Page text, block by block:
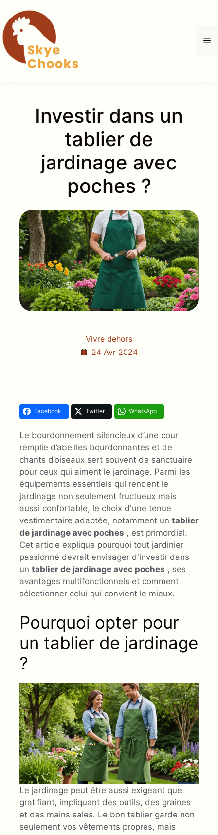
au
contenu
Investir dans un
tablier de
jardinage avec
poches ?
Vivre dehors
24 Avr 2024
Facebook Twitter WhatsApp
Le bourdonnement silencieux d’une cour
remplie d’abeilles bourdonnantes et de
chants d’oiseaux sert souvent de sanctuaire
pour ceux qui aiment le jardinage. Parmi les
équipements essentiels qui rendent le
jardinage non seulement fructueux mais
aussi confortable, le choix d'une tenue
vestimentaire adaptée, notamment un tablier
de jardinage avec poches , est primordial.
Cet article explique pourquoi tout jardinier
passionné devrait envisager d'investir dans
un tablier de jardinage avec poches , ses
avantages multifonctionnels et comment
sélectionner celui qui convient le mieux.
Pourquoi opter pour
un tablier de jardinage
?
Le jardinage peut être aussi exigeant que
gratifiant, impliquant des outils, des graines
et des mains sales. Le bon tablier garde non
seulement vos vêtements propres, mais